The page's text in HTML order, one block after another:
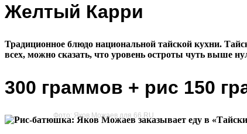
Желтый Карри
Традиционное блюдо национальной тайской кухни.
всех, можно сказать, что уровень остроты чуть выше
300 граммов + рис 150
Фото: Яков Можаев для 66.RU